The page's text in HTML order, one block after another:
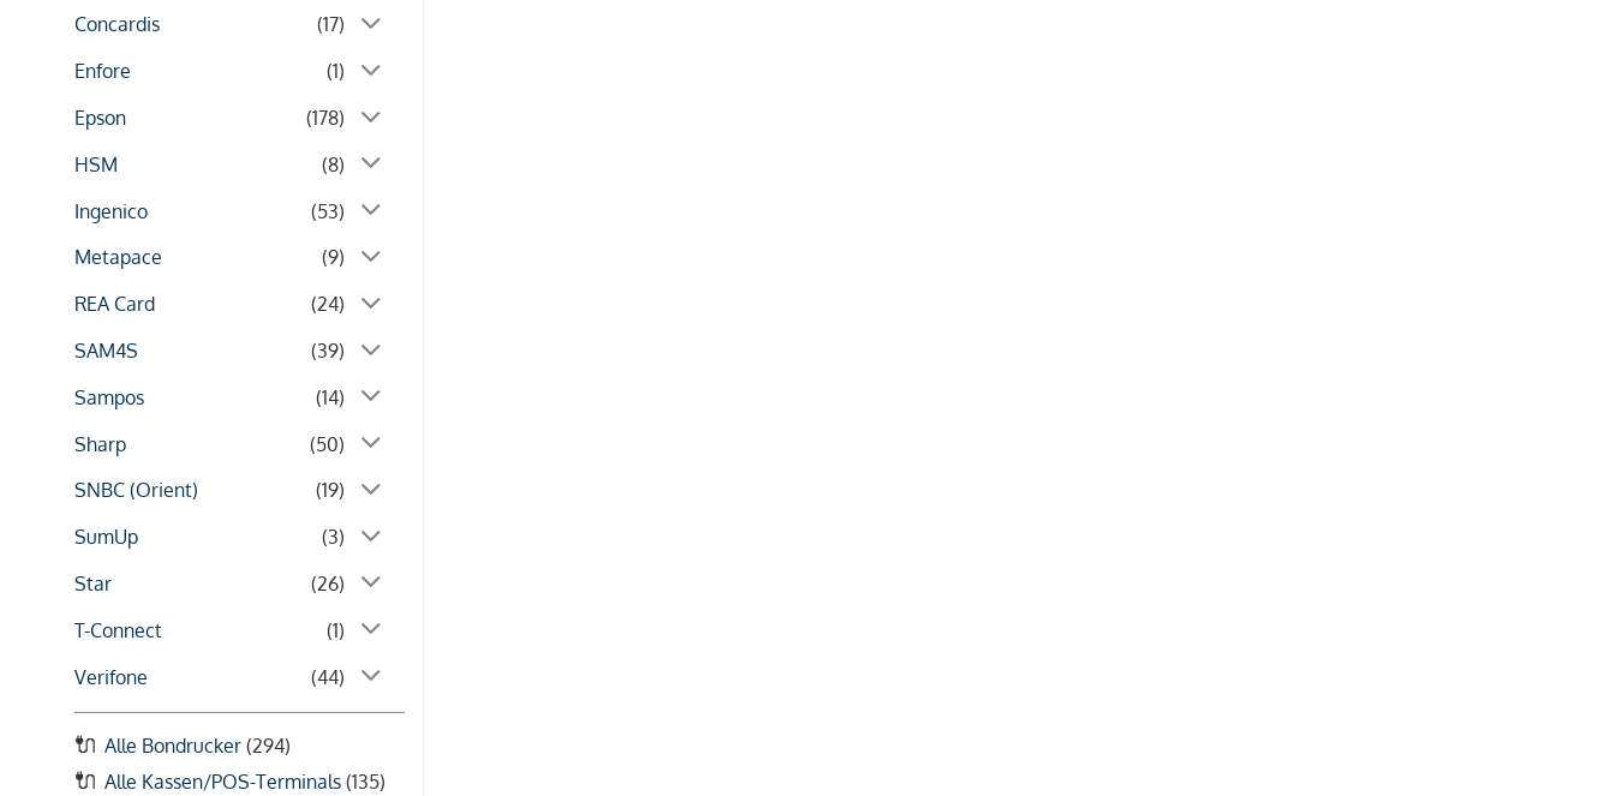
Concardis
(17)
Enfore
(1)
Epson
(178)
HSM
(8)
Ingenico
(53)
Metapace
(9)
REA Card
(24)
SAM4S
(39)
Sampos
(14)
Sharp
(50)
SNBC (Orient)
(19)
SumUp
(3)
Star
(26)
T-Connect
(1)
Verifone
(44)
Alle Bondrucker (294)
Alle Kassen/POS-Terminals (135)